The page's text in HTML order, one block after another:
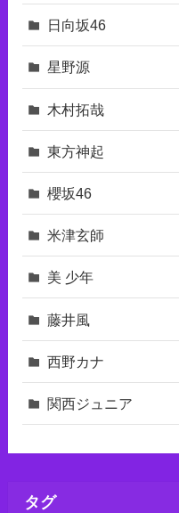
日向坂46
星野源
木村拓哉
東⽅神起
櫻坂46
米津玄師
美 少年
藤井風
西野カナ
関西ジュニア
タグ